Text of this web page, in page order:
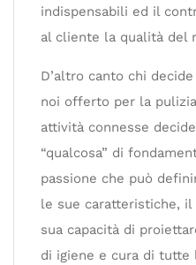
indispensabili ed il
al cliente la qualità del
D’altro canto chi
noi offerto per la
attività connesse
“qualcosa” di
passione che può
le sue caratteristiche,
sua capacità di
di igiene e cura di tutte